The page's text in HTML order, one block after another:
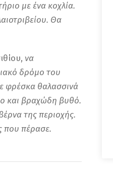
με ένα κοχλία.
Θα
να
δρόμο του
φρέσκα θαλασσινά
και βραχώδη βυθό.
της περιοχής.
που πέρασε.